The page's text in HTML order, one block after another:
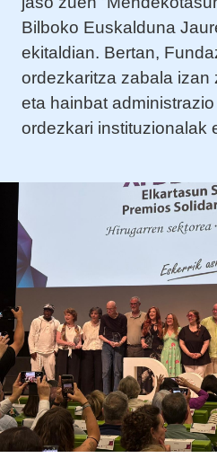
Bilboko Euskalduna
ekitaldian. Bertan,
ordezkaritza zabala izan
eta hainbat
ordezkari instituzionalak